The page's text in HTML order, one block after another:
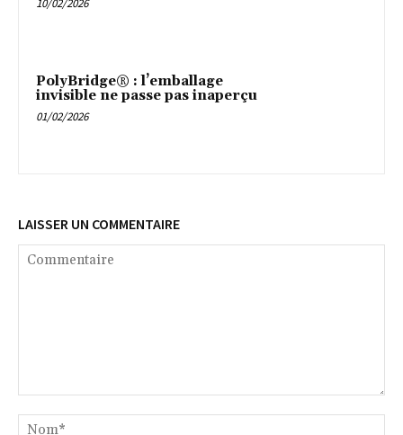
10/02/2026
PolyBridge® : l’emballage
invisible ne passe pas inaperçu
01/02/2026
LAISSER UN COMMENTAIRE